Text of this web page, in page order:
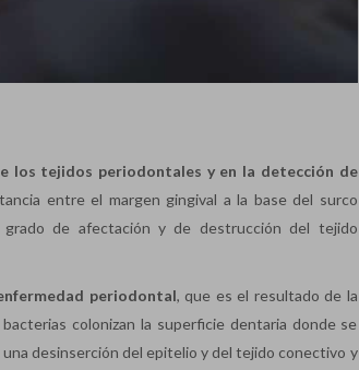
los tejidos periodontales y en la detección de
entre el margen gingival a la base del surco
de afectación y de destrucción del tejido
periodontal, que es el resultado de la
colonizan la superficie dentaria donde se
desinserción del epitelio y del tejido conectivo y